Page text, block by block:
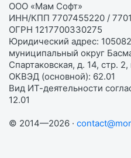
ООО «Мам Софт»
ИНН/КПП 7707455220 /
ОГРН 1217700330275
Юридический адрес:
муниципальный округ
Спартаковская, д. 14, стр.
ОКВЭД (основной): 62.01
Вид ИТ-деятельности
12.01
© 2014—2026 ·